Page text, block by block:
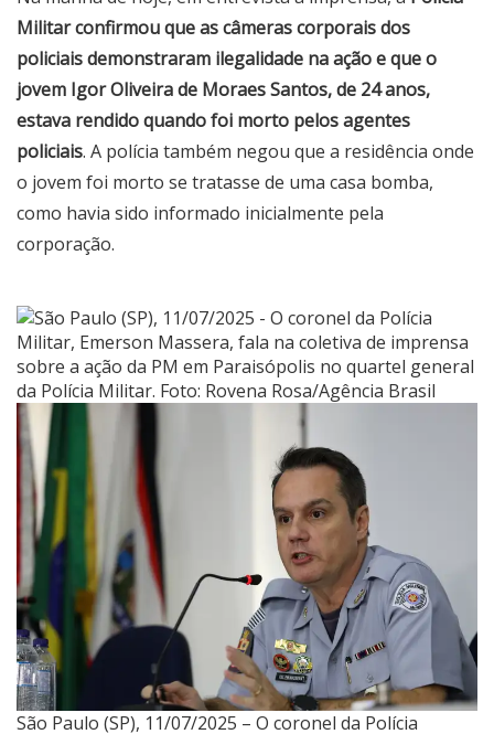
Militar confirmou que as câmeras corporais dos
policiais demonstraram ilegalidade na ação e que o
jovem Igor Oliveira de Moraes Santos, de 24 anos,
estava rendido quando foi morto pelos agentes
policiais. A polícia também negou que a residência onde
o jovem foi morto se tratasse de uma casa bomba,
como havia sido informado inicialmente pela
corporação.
São Paulo (SP), 11/07/2025 – O coronel da Polícia